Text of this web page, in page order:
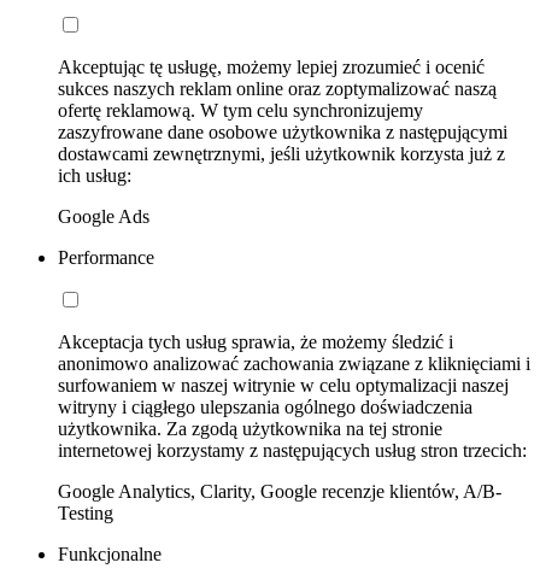
Akceptując tę usługę, możemy lepiej zrozumieć i ocenić
sukces naszych reklam online oraz zoptymalizować naszą
ofertę reklamową. W tym celu synchronizujemy
zaszyfrowane dane osobowe użytkownika z następującymi
dostawcami zewnętrznymi, jeśli użytkownik korzysta już z
ich usług:
Google Ads
Performance
Akceptacja tych usług sprawia, że możemy śledzić i
anonimowo analizować zachowania związane z kliknięciami i
surfowaniem w naszej witrynie w celu optymalizacji naszej
witryny i ciągłego ulepszania ogólnego doświadczenia
użytkownika. Za zgodą użytkownika na tej stronie
internetowej korzystamy z następujących usług stron trzecich:
Google Analytics, Clarity, Google recenzje klientów, A/B-
Testing
Funkcjonalne